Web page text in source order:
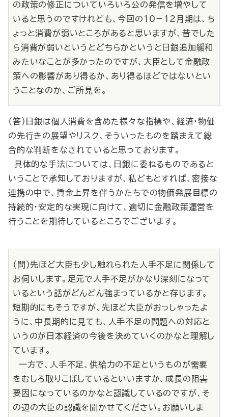
の政策の修正についていろいろ公の発信を増やして
いると思うのですけれども、今回の10－12月期は、ち
ょっと消費が弱いところがあると思いますが、昔でした
ら消費が弱いというとどちらかというと日銀追加緩和
みたいなことが多かったのですが、大臣として金融政
策への影響があり得るか、あり得るほどではないとい
うことなのか、ご所見を。
（答）日銀は個人消費を含めた様々な指標や、経済・物価
の先行きの展望やリスク、そういったものを踏まえて総
合的な判断をなされていると思っております。
具体的な手法については、日銀に委ねるものであると
いうことで承知しておりますが、私どもとすれば、密接な
連携の中で、賃金上昇を伴うかたちでの物価発展目標の
持続的・安定的な実現に向けて、適切に金融政策運営を
行うことを期待しているところでございます。
（問）先ほど大臣も少し触れられた人手不足に関係して
お伺いします。足元で人手不足がかなり深刻になって
いるという話がどんどん強まっているかと存じます。
短期的にもそうですが、先ほど大臣がおっしゃったよ
うに、中長期的に見ても、人手不足の問題への対応と
いうのが日本経済の今後を決めていくのかなと理解し
ています。
一方で、人手不足、供給力の不足というものが需要
をむしろ取りこぼしているといいますか、成長の阻害
要因になっているのかなと認識しているのですが、そ
の辺の大臣の認識を聞かせてください。お願いしま